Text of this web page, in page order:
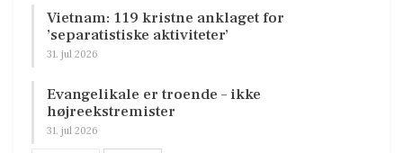
Vietnam: 119 kristne anklaget for
’separatistiske aktiviteter’
31. jul 2026
Evangelikale er troende – ikke
højreekstremister
31. jul 2026